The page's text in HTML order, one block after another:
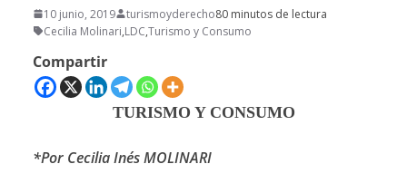
10 junio, 2019 turismoyderecho80 minutos de lectura
Cecilia Molinari,LDC,Turismo y Consumo
Compartir
TURISMO Y CONSUMO
*Por Cecilia Inés MOLINARI